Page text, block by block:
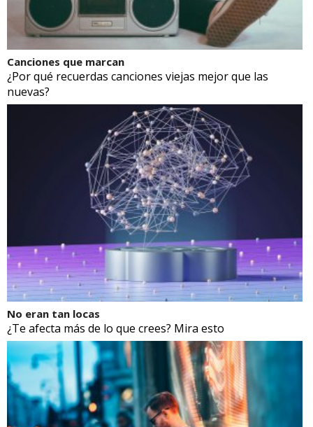
Canciones que marcan
¿Por qué recuerdas canciones viejas mejor que las
nuevas?
No eran tan locas
¿Te afecta más de lo que crees? Mira esto